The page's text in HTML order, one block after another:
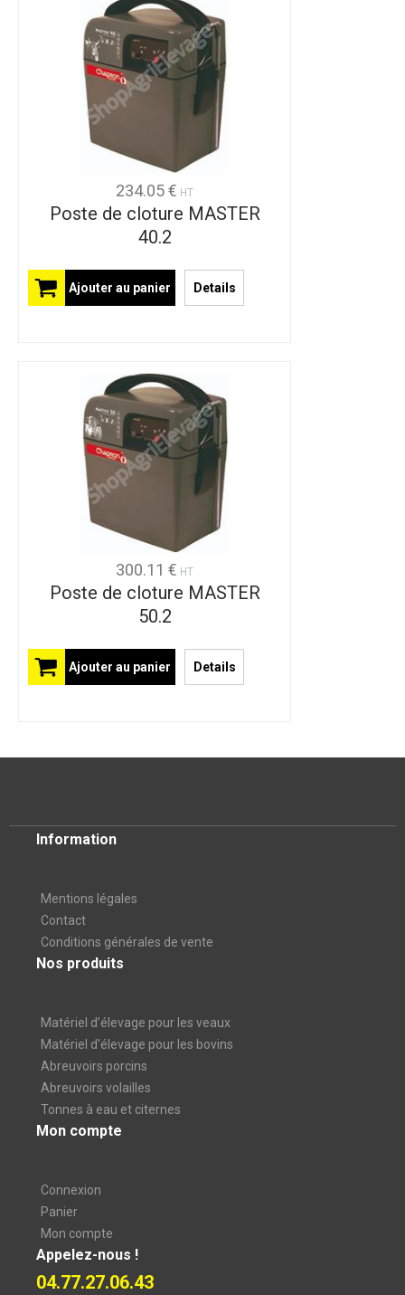
234.05 € HT
Poste de cloture MASTER
40.2
Ajouter au panier Details
300.11 € HT
Poste de cloture MASTER
50.2
Ajouter au panier Details
Information
Mentions légales
Contact
Conditions générales de vente
Nos produits
Matériel d’élevage pour les veaux
Matériel d'élevage pour les bovins
Abreuvoirs porcins
Abreuvoirs volailles
Tonnes à eau et citernes
Mon compte
Connexion
Panier
Mon compte
Appelez-nous !
04.77.27.06.43